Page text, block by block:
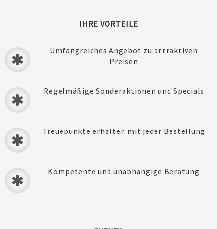
IHRE VORTEILE
Umfangreiches Angebot zu attraktiven
Preisen
Regelmäßige Sonderaktionen und Specials
Treuepunkte erhalten mit jeder Bestellung
Kompetente und unabhängige Beratung